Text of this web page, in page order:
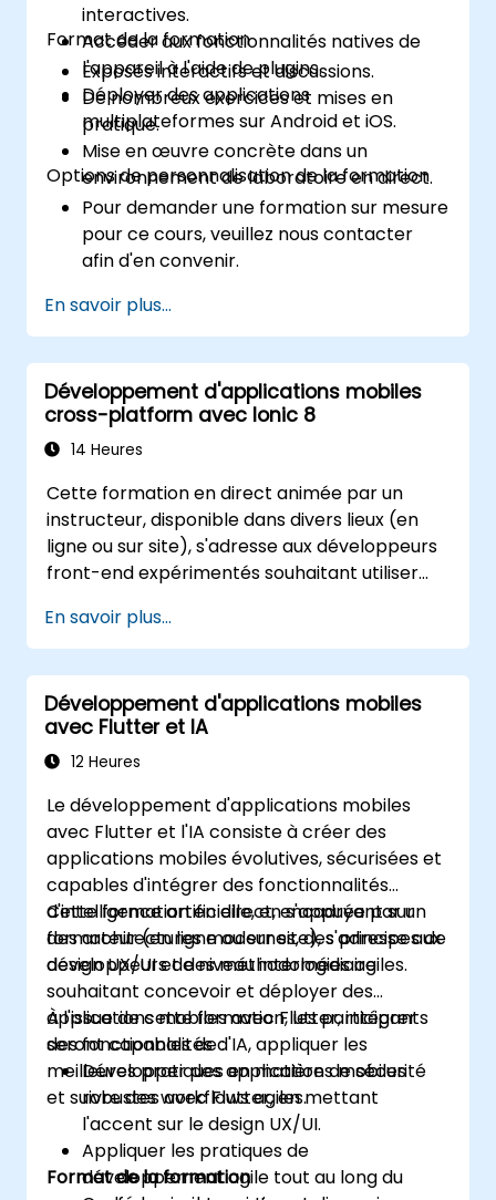
interactives.
Accéder aux fonctionnalités natives de
l'appareil à l'aide de plugins.
Déployer des applications
multiplateformes sur Android et iOS.
Format de la formation
Exposés interactifs et discussions.
De nombreux exercices et mises en
pratique.
Mise en œuvre concrète dans un
environnement de laboratoire en direct.
Options de personnalisation de la formation
Pour demander une formation sur mesure
pour ce cours, veuillez nous contacter
afin d'en convenir.
En savoir plus...
Développement d'applications mobiles
cross-platform avec Ionic 8
14 Heures
Cette formation en direct animée par un
instructeur, disponible dans divers lieux (en
ligne ou sur site), s'adresse aux développeurs
front-end expérimentés souhaitant utiliser
applications mobiles hybrides et des
Progressive Web Apps prêtes pour la
production à partir d'une base de code
unique.
En savoir plus...
Développement d'applications mobiles
avec Flutter et IA
12 Heures
Le développement d'applications mobiles
avec Flutter et l'IA consiste à créer des
applications mobiles évolutives, sécurisées et
capables d'intégrer des fonctionnalités
d'intelligence artificielle, en s'appuyant sur
des architectures modernes, des principes de
design UX/UI et des méthodologies agiles.
Cette formation en direct, encadrée par un
formateur (en ligne ou sur site), s'adresse aux
développeurs de niveau intermédiaire
souhaitant concevoir et déployer des
applications mobiles avec Flutter, intégrer
des fonctionnalités d'IA, appliquer les
meilleures pratiques en matière de sécurité
et suivre des workflows agiles.
À l'issue de cette formation, les participants
seront capables de :
Développer des applications mobiles
robustes avec Flutter, en mettant
l'accent sur le design UX/UI.
Appliquer les pratiques de
développement agile tout au long du
Format de la formation